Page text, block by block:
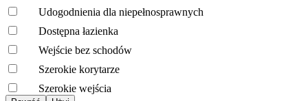
Udogodnienia dla niepełnosprawnych
Dostępna łazienka
Wejście bez schodów
Szerokie korytarze
Szerokie wejścia